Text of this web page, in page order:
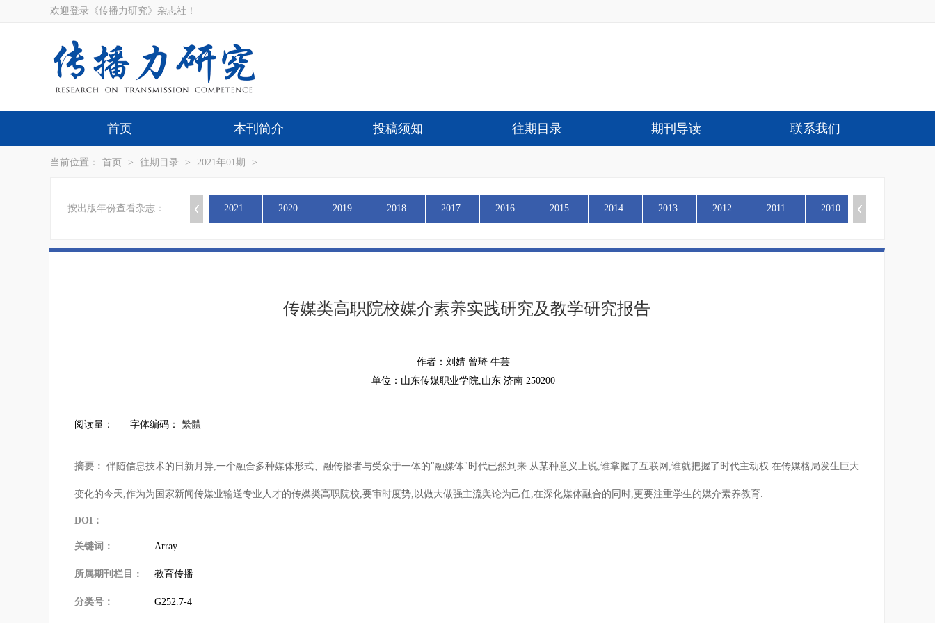
欢迎登录《传播力研究》杂志社！
首页 本刊简介 投稿须知 往期目录 期刊导读 联系我们
当前位置： 首页 > 往期目录 > 2021年01期 >
按出版年份查看杂志： 2021 2020 2019 2018 2017 2016 2015 2014 2013 2012 2011 2010
传媒类高职院校媒介素养实践研究及教学研究报告
作者：刘婧 曾琦 牛芸
单位：山东传媒职业学院,山东 济南 250200
阅读量： 字体编码： 繁體
摘要： 伴随信息技术的日新月异,一个融合多种媒体形式、融传播者与受众于一体的"融媒体"时代已然到来.从某种意义上说,谁掌握了互联网,谁就把握了时代主动权.在传媒格局发生巨大
变化的今天,作为为国家新闻传媒业输送专业人才的传媒类高职院校,要审时度势,以做大做强主流舆论为己任,在深化媒体融合的同时,更要注重学生的媒介素养教育.
DOI：
关键词： Array
所属期刊栏目： 教育传播
分类号： G252.7-4